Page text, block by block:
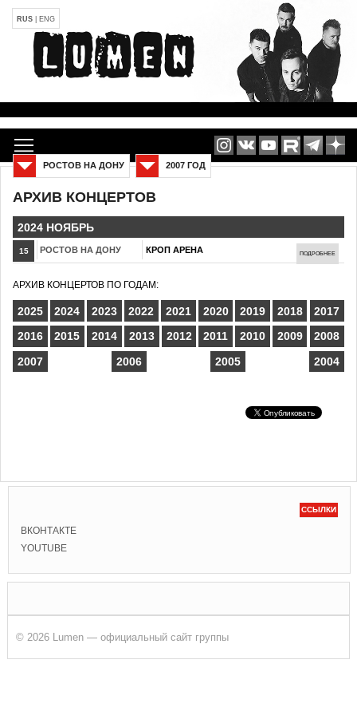
RUS ENG
АРХИВ КОНЦЕРТОВ
2007 ГОД
РОСТОВ НА ДОНУ
2024 НОЯБРЬ
15 РОСТОВ НА ДОНУ КРОП АРЕНА ПОДРОБНЕЕ
АРХИВ КОНЦЕРТОВ ПО ГОДАМ:
2025 2024 2023 2022 2021 2020 2019 2018
2017
2016
2015 2014 2013 2012 2011 2010 2009
2008
2007
2006 2005 2004
ССЫЛКИ
ВКОНТАКТЕ
YOUTUBE
© 2026 Lumen — официальный сайт группы